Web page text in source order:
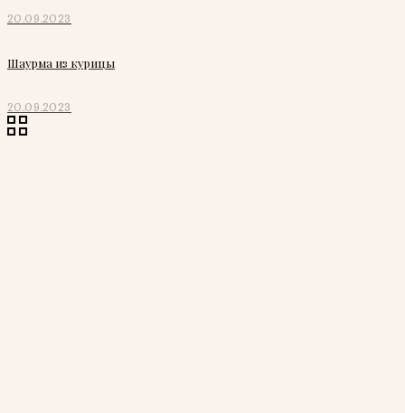
20.09.2023
Шаурма из курицы
20.09.2023